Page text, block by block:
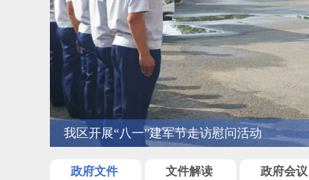
我区开展“八一”建军节走访慰问活动
政府文件 文件解读 政府会议